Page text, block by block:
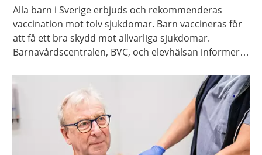
Alla barn i Sverige erbjuds och rekommenderas
vaccination mot tolv sjukdomar. Barn vaccineras för
att få ett bra skydd mot allvarliga sjukdomar.
Barnavårdscentralen, BVC, och elevhälsan informerar